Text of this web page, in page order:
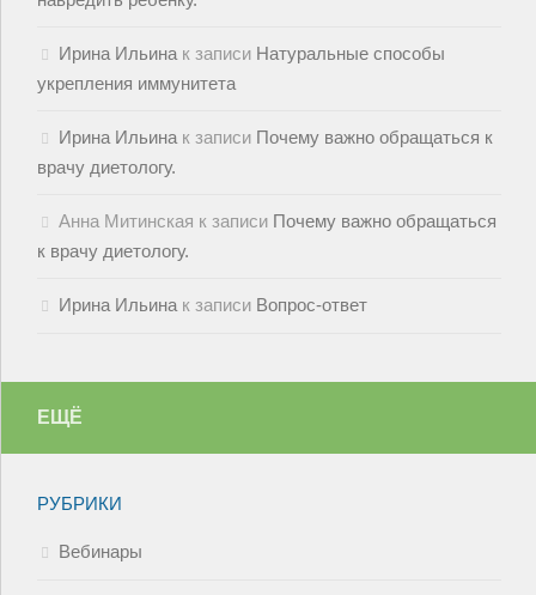
Ирина Ильина к записи Натуральные способы
укрепления иммунитета
Ирина Ильина к записи Почему важно обращаться к
врачу диетологу.
Анна Митинская к записи Почему важно обращаться
к врачу диетологу.
Ирина Ильина к записи Вопрос-ответ
ЕЩЁ
РУБРИКИ
Вебинары